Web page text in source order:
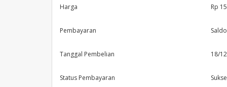
Harga Rp
Pembayaran
Tanggal Pembelian 18/
Status Pembayaran